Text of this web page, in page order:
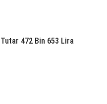
472 Bin 653 Lira